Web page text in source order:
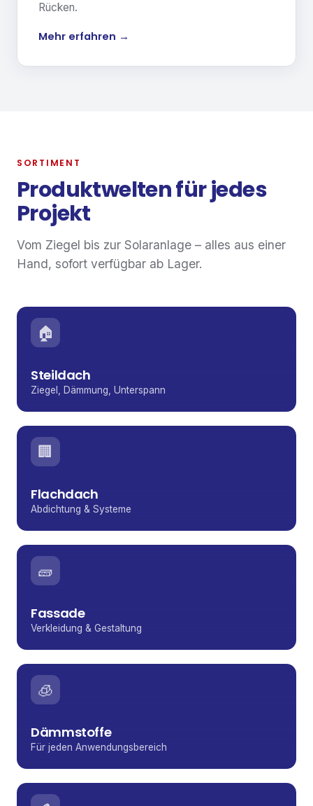
Rücken.
Mehr erfahren →
SORTIMENT
Produktwelten für jedes
Projekt
Vom Ziegel bis zur Solaranlage – alles aus einer
Hand, sofort verfügbar ab Lager.
🏠
Steildach
Ziegel, Dämmung, Unterspann
🏢
Flachdach
Abdichtung & Systeme
🧱
Fassade
Verkleidung & Gestaltung
🧊
Dämmstoffe
Für jeden Anwendungsbereich